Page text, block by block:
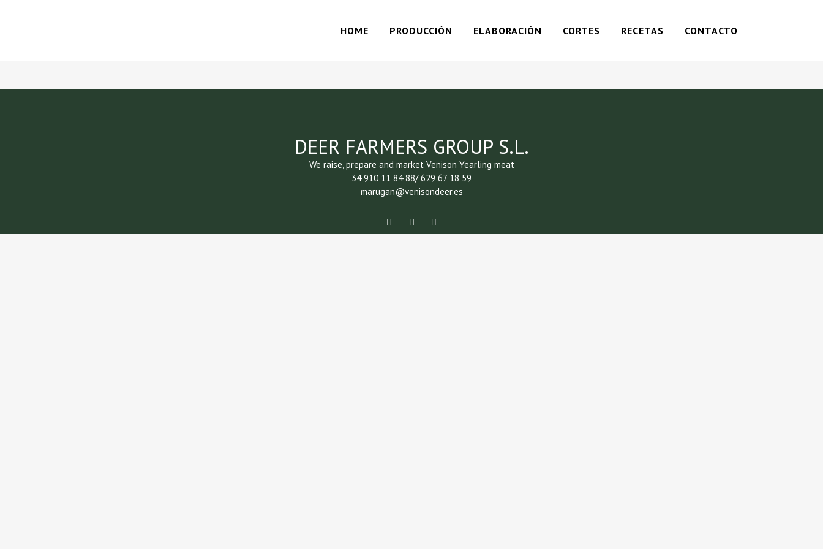
HOME PRODUCCIÓN ELABORACIÓN CORTES RECETAS CONTACTO
DEER FARMERS GROUP S.L.
We raise, prepare and market Venison Yearling meat
34 910 11 84 88/ 629 67 18 59
marugan@venisondeer.es